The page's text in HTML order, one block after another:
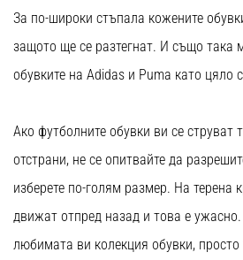
За по-широки стъпала кожените
защото ще се разтегнат. И също така
обувките на Adidas и Puma като цяло
Ако футболните обувки ви се струват
отстрани, не се опитвайте да
изберете по-голям размер. На терена
движат отпред назад и това е
любимата ви колекция обувки, просто